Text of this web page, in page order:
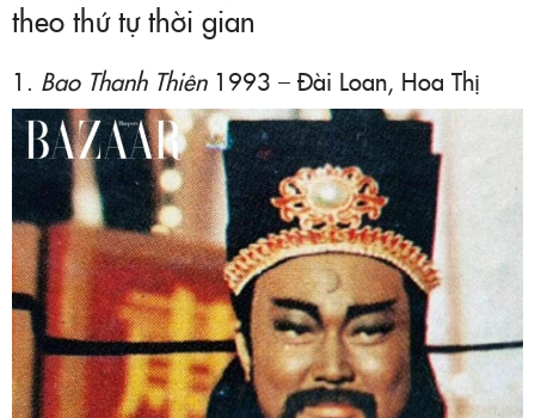
theo thứ tự thời gian
1. Bao Thanh Thiên1993 – Đài Loan, Hoa Thị